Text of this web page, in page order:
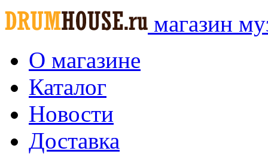
магазин
О магазине
Каталог
Новости
Доставка